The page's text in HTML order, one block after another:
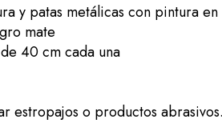
y patas metálicas con pintura
mate
40 cm cada una
estropajos o productos